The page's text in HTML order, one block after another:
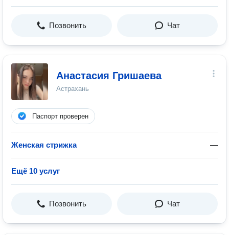
Позвонить Чат
Анастасия Гришаева
Астрахань
Паспорт проверен
Женская стрижка —
Ещё 10 услуг
Позвонить Чат